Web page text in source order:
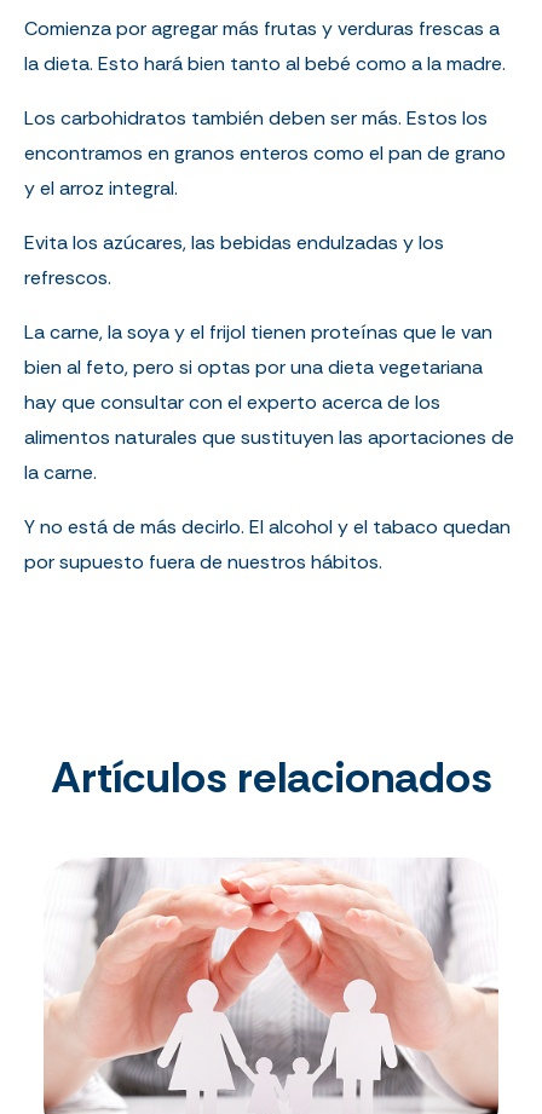
Comienza por agregar más frutas y verduras frescas a
la dieta. Esto hará bien tanto al bebé como a la madre.
Los carbohidratos también deben ser más. Estos los
encontramos en granos enteros como el pan de grano
y el arroz integral.
Evita los azúcares, las bebidas endulzadas y los
refrescos.
La carne, la soya y el frijol tienen proteínas que le van
bien al feto, pero si optas por una dieta vegetariana
hay que consultar con el experto acerca de los
alimentos naturales que sustituyen las aportaciones de
la carne.
Y no está de más decirlo. El alcohol y el tabaco quedan
por supuesto fuera de nuestros hábitos.
Artículos relacionados